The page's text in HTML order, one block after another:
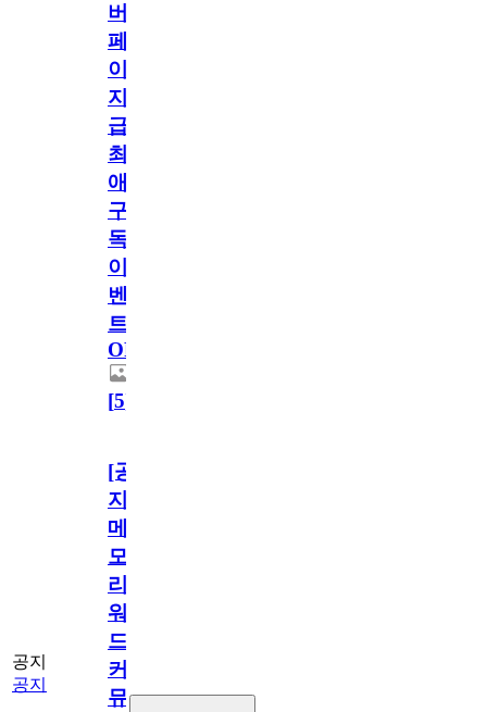
버
페
이
지
급!
최
애
구
독
이
벤
트
OPEN!
[5]
공지
공지
[공
지]
메
모
리
워
드
커
뮤